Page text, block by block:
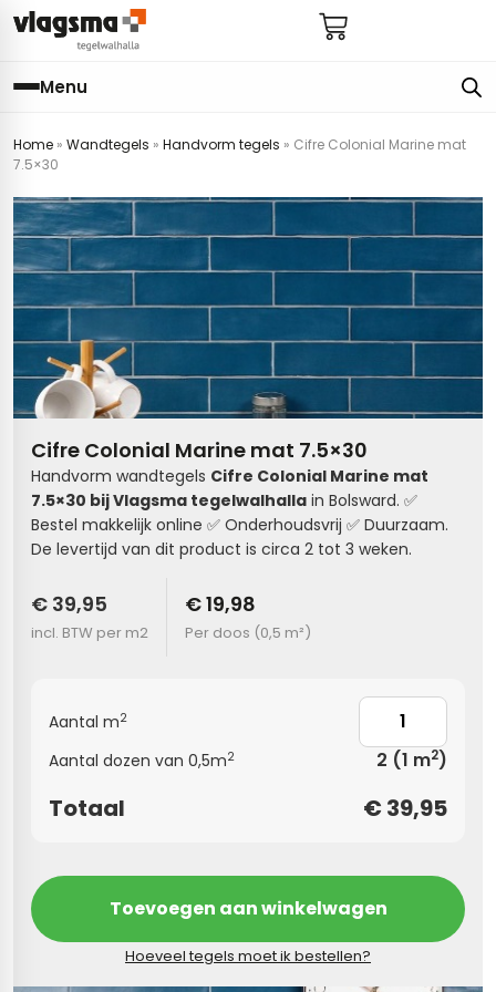
Menu
Home » Wandtegels » Handvorm tegels » Cifre Colonial Marine mat
7.5×30
Cifre Colonial Marine mat 7.5×30
Handvorm wandtegels Cifre Colonial Marine mat
7.5×30 bij Vlagsma tegelwalhalla in Bolsward. ✅
Bestel makkelijk online ✅ Onderhoudsvrij ✅ Duurzaam.
De levertijd van dit product is circa 2 tot 3 weken.
€ 39,95
incl. BTW per m2
€ 19,98
Per doos (0,5 m²)
Aantal m2
Aantal dozen van 0,5m2 2 (1 m2)
Totaal € 39,95
Toevoegen aan winkelwagen
Hoeveel tegels moet ik bestellen?
badkamer
hal
toilet
woonkamer
(kloostertegels)
tegels
badkamer
bijkeuken
hal
toilet
betonlook
(tot €25)